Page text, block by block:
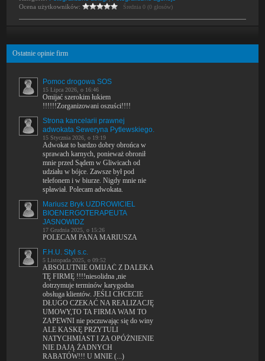
Ocena użytkowników:
Średnia 0 (0 głosów)
Ostatnie opinie firm
Pomoc drogowa SOS
15 Lipca 2026, o 16:46
Omijać szerokim łukiem
!!!!!!Zorganizowani oszuści!!!!
Strona kancelarii prawnej
adwokata Seweryna Pytlewskiego.
15 Stycznia 2026, o 19:19
Adwokat to bardzo dobry obrońca w
sprawach karnych, ponieważ obronił
mnie przed Sądem w Gliwicach od
udziału w bójce. Zawsze był pod
telefonem i w biurze. Nigdy mnie nie
spławiał. Polecam adwokata.
Mariusz Bryk UZDROWICIEL
BIOENERGOTERAPEUTA
JASNOWIDZ
17 Grudnia 2025, o 15:26
POLECAM PANA MARIUSZA
F.H.U. Styl s.c.
5 Listopada 2025, o 09:52
ABSOLUTNIE OMIJAĆ Z DALEKA
TĘ FIRMĘ !!!!niesolidna ,nie
dotrzymuje terminów karygodna
obsługa klientów. JEŚLI CHCECIE
DŁUGO CZEKAĆ NA REALIZACJĘ
UMOWY,TO TA FIRMA WAM TO
ZAPEWNI nie poczuwając się do winy
ALE KASKĘ PRZYTULI
NATYCHMIAST I ZA OPÓŻNIENIE
NIE DAJĄ ŻADNYCH
RABATÓW!!! U MNIE (...)